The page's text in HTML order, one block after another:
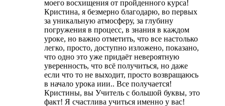
моего восхищения от пройденного курса!
Кристина, я безмерно благодарю, во первых
за уникальную атмосферу, за глубину
погружения в процесс, в знания в каждом
уроке, но важно отметить, что все настолько
легко, просто, доступно изложено, показано,
что одно это уже придаёт невероятную
уверенность, что всё получиться, но даже
если что то не выходит, просто возвращаюсь
в начало урока иии.. Все получается!
Кристины, вы Учитель с большой буквы, это
факт! Я счастлива учиться именно у вас!